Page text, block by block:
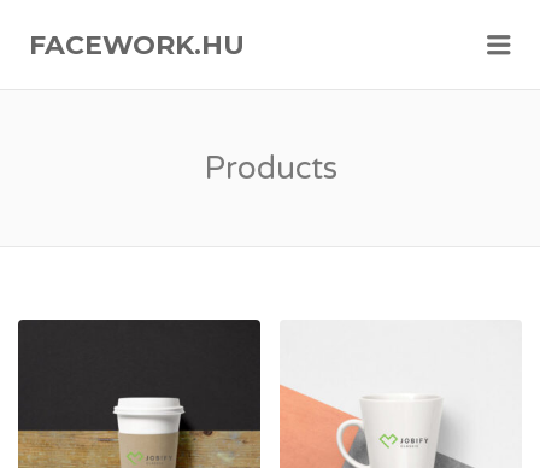
FACEWORK.HU
Products